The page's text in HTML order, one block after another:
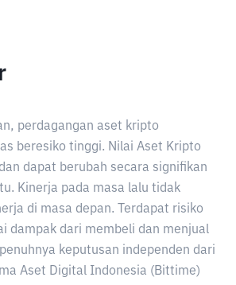
perdagangan aset kripto
beresiko tinggi. Nilai Aset Kripto
dapat berubah secara signifikan
Kinerja pada masa lalu tidak
di masa depan. Terdapat risiko
dampak dari membeli dan menjual
keputusan independen dari
Aset Digital Indonesia (Bittime)